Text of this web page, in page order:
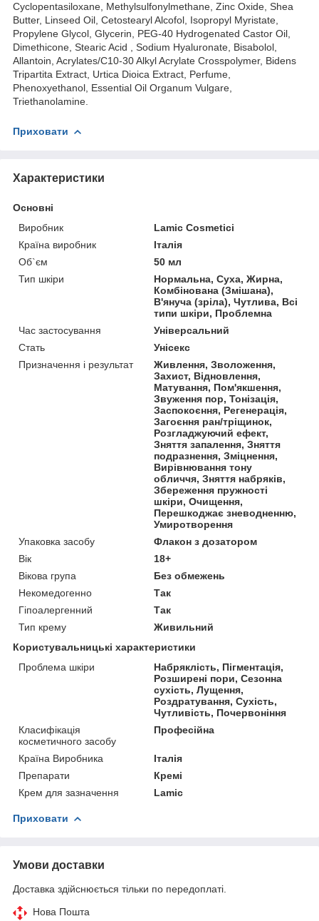
Cyclopentasiloxane, Methylsulfonylmethane, Zinc Oxide, Shea
Butter, Linseed Oil, Cetostearyl Alcofol, Isopropyl Myristate,
Propylene Glycol, Glycerin, PEG-40 Hydrogenated Castor Oil,
Dimethicone, Stearic Acid , Sodium Hyaluronate, Bisabolol,
Allantoin, Acrylates/C10-30 Alkyl Acrylate Crosspolymer, Bidens
Tripartita Extract, Urtica Dioica Extract, Perfume,
Phenoxyethanol, Essential Oil Organum Vulgare,
Triethanolamine.
Приховати
Характеристики
Основні
Виробник
Lamic Cosmetici
Країна виробник
Італія
Об`єм
50 мл
Тип шкіри
Нормальна, Суха, Жирна,
Комбінована (Змішана),
В'януча (зріла), Чутлива, Всі
типи шкіри, Проблемна
Час застосування
Універсальний
Стать
Унісекс
Призначення і результат
Живлення, Зволоження,
Захист, Відновлення,
Матування, Пом'якшення,
Звуження пор, Тонізація,
Заспокоєння, Регенерація,
Загоєння ран/тріщинок,
Розгладжуючий ефект,
Зняття запалення, Зняття
подразнення, Зміцнення,
Вирівнювання тону
обличчя, Зняття набряків,
Збереження пружності
шкіри, Очищення,
Перешкоджає зневодненню,
Умиротворення
Упаковка засобу
Флакон з дозатором
Вік
18+
Вікова група
Без обмежень
Некомедогенно
Так
Гіпоалергенний
Так
Тип крему
Живильний
Користувальницькі характеристики
Проблема шкіри
Набряклість, Пігментація,
Розширені пори, Сезонна
сухість, Лущення,
Роздратування, Сухість,
Чутливість, Почервоніння
Класифікація
косметичного засобу
Професійна
Країна Виробника
Італія
Препарати
Кремі
Крем для зазначення
Lamic
Приховати
Умови доставки
Доставка здійснюється тільки по передоплаті.
Нова Пошта